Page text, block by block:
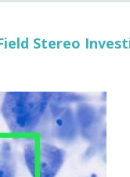
Stereo